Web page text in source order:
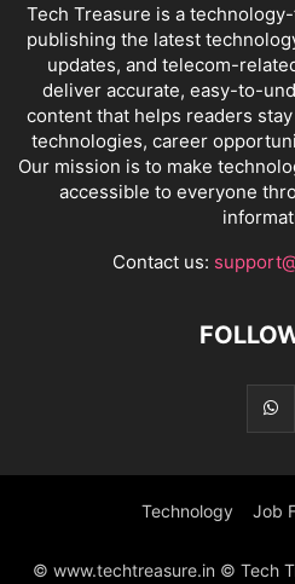
Tech Treasure is a
publishing the latest
updates, and telecom-
deliver accurate, easy-to-
content that helps readers
technologies, career
Our mission is to make
accessible to everyone
Contact us:
Technology Job
© www.techtreasure.in © Tech